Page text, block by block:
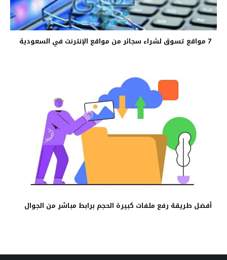
7 مواقع تسوق لشراء سجائر من مواقع الإنترنت في السعودية
أفضل طريقة رفع ملفات كبيرة الحجم برابط مباشر من الجوال